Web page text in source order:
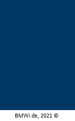
BMWi.de, 2021 ©